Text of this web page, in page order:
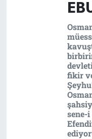
fikir
sene-
Büyük Doğu-
Büyük Doğu-
Tüm Manşetler
Son Dakika
Haber Arşivi